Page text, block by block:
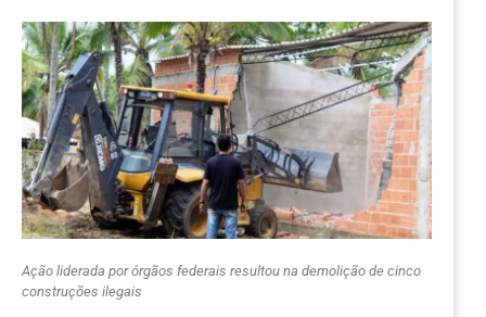
Ação liderada por órgãos federais resultou na demolição de cinco
construções ilegais